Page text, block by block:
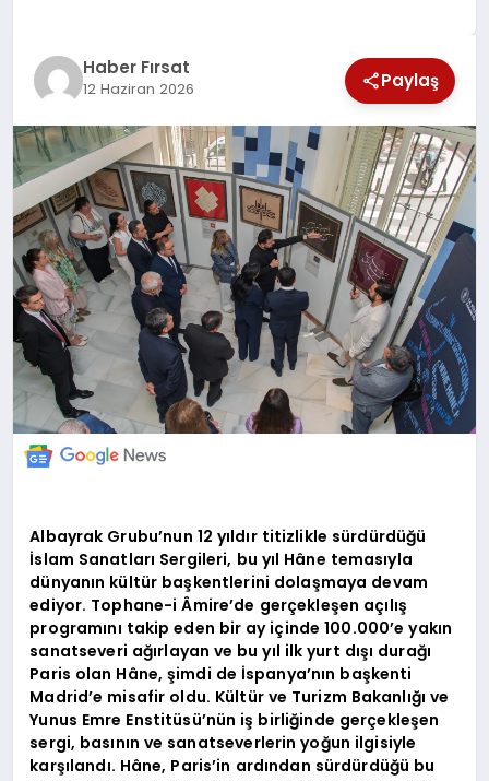
MAGAZİN
EĞİTİM
DÜNYA
Haber Fırsat
12 Haziran 2026 Paylaş
Albayrak Grubu’nun 12 yıldır titizlikle sürdürdüğü
İslam Sanatları Sergileri, bu yıl Hâne temasıyla
dünyanın kültür başkentlerini dolaşmaya devam
ediyor. Tophane-i Âmire’de gerçekleşen açılış
programını takip eden bir ay içinde 100.000’e yakın
sanatseveri ağırlayan ve bu yıl ilk yurt dışı durağı
Paris olan Hâne, şimdi de İspanya’nın başkenti
Madrid’e misafir oldu. Kültür ve Turizm Bakanlığı ve
Yunus Emre Enstitüsü’nün iş birliğinde gerçekleşen
sergi, basının ve sanatseverlerin yoğun ilgisiyle
karşılandı. Hâne, Paris’in ardından sürdürdüğü bu